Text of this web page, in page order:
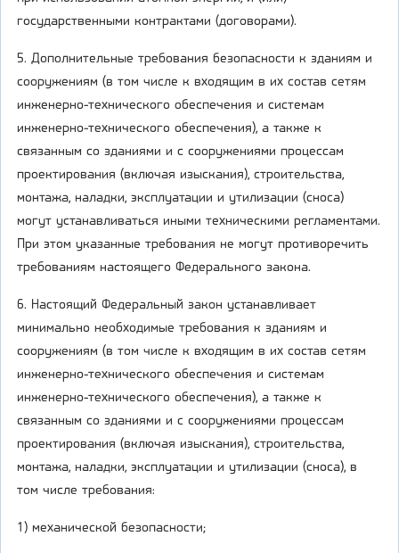
государственными контрактами (договорами).
5. Дополнительные требования безопасности к зданиям и
сооружениям (в том числе к входящим в их состав сетям
инженерно-технического обеспечения и системам
инженерно-технического обеспечения), а также к
связанным со зданиями и с сооружениями процессам
проектирования (включая изыскания), строительства,
монтажа, наладки, эксплуатации и утилизации (сноса)
могут устанавливаться иными техническими регламентами.
При этом указанные требования не могут противоречить
требованиям настоящего Федерального закона.
6. Настоящий Федеральный закон устанавливает
минимально необходимые требования к зданиям и
сооружениям (в том числе к входящим в их состав сетям
инженерно-технического обеспечения и системам
инженерно-технического обеспечения), а также к
связанным со зданиями и с сооружениями процессам
проектирования (включая изыскания), строительства,
монтажа, наладки, эксплуатации и утилизации (сноса), в
том числе требования:
1) механической безопасности;